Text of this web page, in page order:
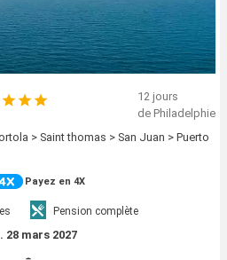
12 jours
de Philadelphie
> Saint thomas > San Juan > Puerto
Payez en 4X
Pension complète
28 mars 2027